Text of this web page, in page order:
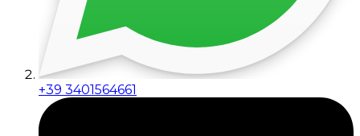
+39 3401564661